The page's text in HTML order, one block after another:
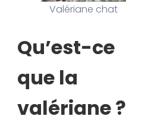
Valériane chat
Qu’est-ce
que la
valériane ?